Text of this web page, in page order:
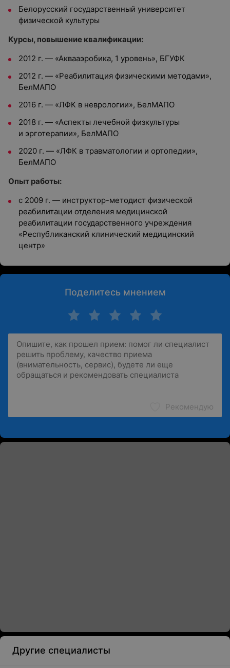
Белорусский государственный университет
физической культуры
Курсы, повышение квалификации:
2012 г. — «Аквааэробика, 1 уровень», БГУФК
2012 г. — «Реабилитация физическими методами»,
БелМАПО
2016 г. — «ЛФК в неврологии», БелМАПО
2018 г. — «Аспекты лечебной физкультуры
и эрготерапии», БелМАПО
2020 г. — «ЛФК в травматологии и ортопедии»,
БелМАПО
Опыт работы:
с 2009 г. — инструктор-методист физической
реабилитации отделения медицинской
реабилитации государственного учреждения
«Республиканский клинический медицинский
центр»
Поделитесь мнением
Рекомендую
Другие специалисты